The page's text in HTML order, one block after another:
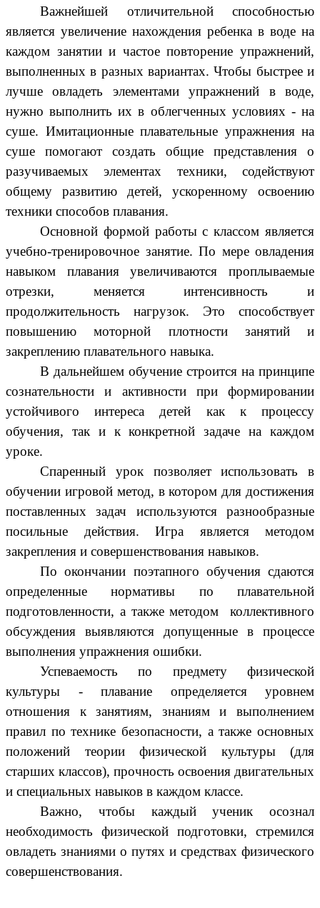
Важнейшей отличительной способностью
является увеличение нахождения ребенка в воде на
каждом занятии и частое повторение упражнений,
выполненных в разных вариантах. Чтобы быстрее и
лучше овладеть элементами упражнений в воде,
нужно выполнить их в облегченных условиях - на
суше. Имитационные плавательные упражнения на
суше помогают создать общие представления о
разучиваемых элементах техники, содействуют
общему развитию детей, ускоренному освоению
техники способов плавания.
Основной формой работы с классом является
учебно-тренировочное занятие. По мере овладения
навыком плавания увеличиваются проплываемые
отрезки, меняется интенсивность и
продолжительность нагрузок. Это способствует
повышению моторной плотности занятий и
закреплению плавательного навыка.
В дальнейшем обучение строится на принципе
сознательности и активности при формировании
устойчивого интереса детей как к процессу
обучения, так и к конкретной задаче на каждом
уроке.
Спаренный урок позволяет использовать в
обучении игровой метод, в котором для достижения
поставленных задач используются разнообразные
посильные действия. Игра является методом
закрепления и совершенствования навыков.
По окончании поэтапного обучения сдаются
определенные нормативы по плавательной
подготовленности, а также методом коллективного
обсуждения выявляются допущенные в процессе
выполнения упражнения ошибки.
Успеваемость по предмету физической
культуры - плавание определяется уровнем
отношения к занятиям, знаниям и выполнением
правил по технике безопасности, а также основных
положений теории физической культуры (для
старших классов), прочность освоения двигательных
и специальных навыков в каждом классе.
Важно, чтобы каждый ученик осознал
необходимость физической подготовки, стремился
овладеть знаниями о путях и средствах физического
совершенствования.